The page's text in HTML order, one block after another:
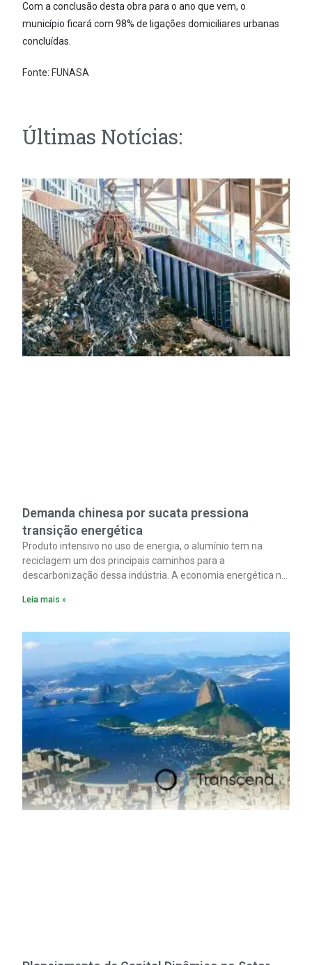
Com a conclusão desta obra para o ano que vem, o
município ficará com 98% de ligações domiciliares urbanas
concluídas.
Fonte: FUNASA
Últimas Notícias:
Demanda chinesa por sucata pressiona
transição energética
Produto intensivo no uso de energia, o alumínio tem na
reciclagem um dos principais caminhos para a
descarbonização dessa indústria. A economia energética na
material. A produção de um alumínio mais limpo, no entanto,
insumo, a sucata, devido, sobretudo, ao interesse chinês
pela matéria-prima.
Leia mais »